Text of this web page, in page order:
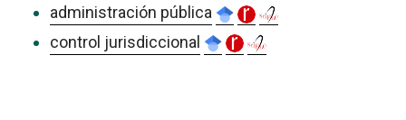
administración pública
control jurisdiccional